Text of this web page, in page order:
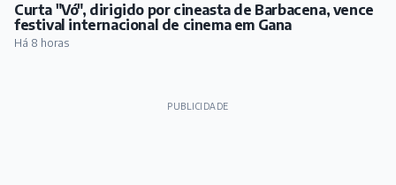
Curta "Vó", dirigido por cineasta de Barbacena, vence
festival internacional de cinema em Gana
Há 8 horas
PUBLICIDADE